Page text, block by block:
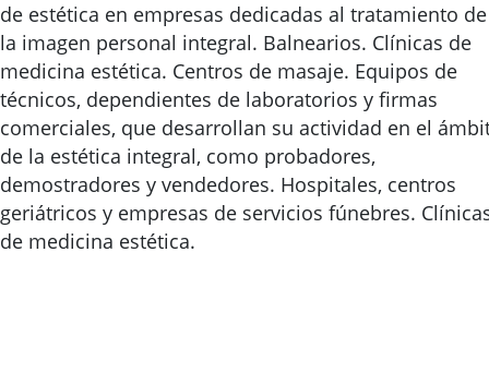
de estética en empresas dedicadas al tratamiento de
la imagen personal integral. Balnearios. Clínicas de
medicina estética. Centros de masaje. Equipos de
técnicos, dependientes de laboratorios y firmas
comerciales, que desarrollan su actividad en el
de la estética integral, como probadores,
demostradores y vendedores. Hospitales, centros
geriátricos y empresas de servicios fúnebres.
de medicina estética.